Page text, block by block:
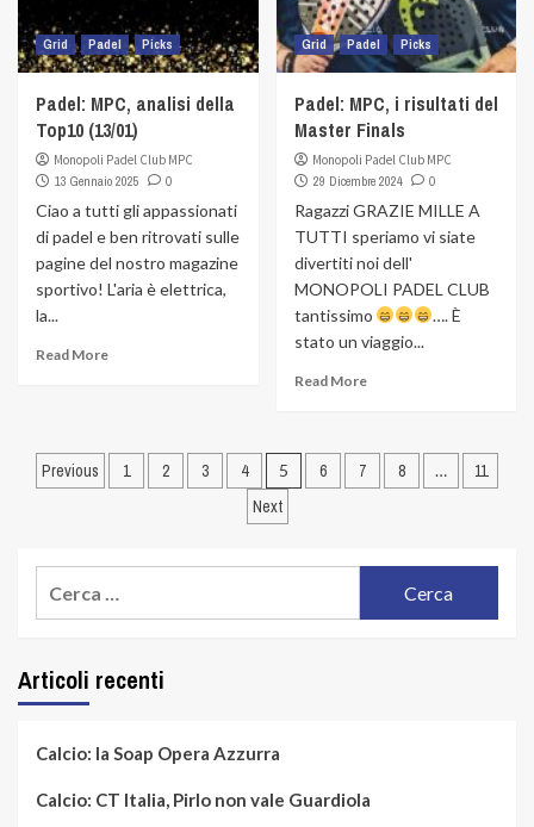
Grid Padel Picks
Padel: MPC, analisi della
Top10 (13/01)
Monopoli Padel Club MPC
13 Gennaio 2025
0
Ciao a tutti gli appassionati
di padel e ben ritrovati sulle
pagine del nostro magazine
sportivo! L'aria è elettrica,
la...
Read More
Grid Padel Picks
Padel: MPC, i risultati del
Master Finals
Monopoli Padel Club MPC
29 Dicembre 2024
0
Ragazzi GRAZIE MILLE A
TUTTI speriamo vi siate
divertiti noi dell'
MONOPOLI PADEL CLUB
tantissimo
…. È
stato un viaggio...
Read More
Navigazione
Previous 1 2 3 4 5 6 7 8 …
11
Next
Articoli recenti
Calcio: la Soap Opera Azzurra
Calcio: CT Italia, Pirlo non vale Guardiola